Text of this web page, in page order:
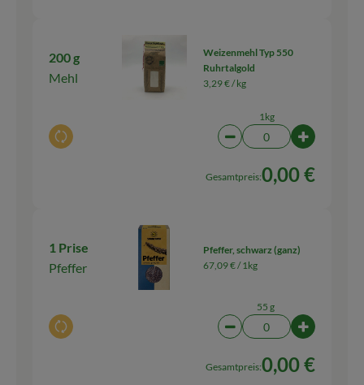
200 g
Mehl
Auswahl ändern
Weizenmehl Typ 550
Ruhrtalgold
3,29 € /kg
1kg
Artikelanzahl
Gesamtpreis:0,00 €
1 Prise
Pfeffer
Auswahl ändern
Pfeffer, schwarz (ganz)
67,09 € /1kg
55 g
Artikelanzahl
Gesamtpreis:0,00 €